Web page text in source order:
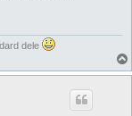
dele